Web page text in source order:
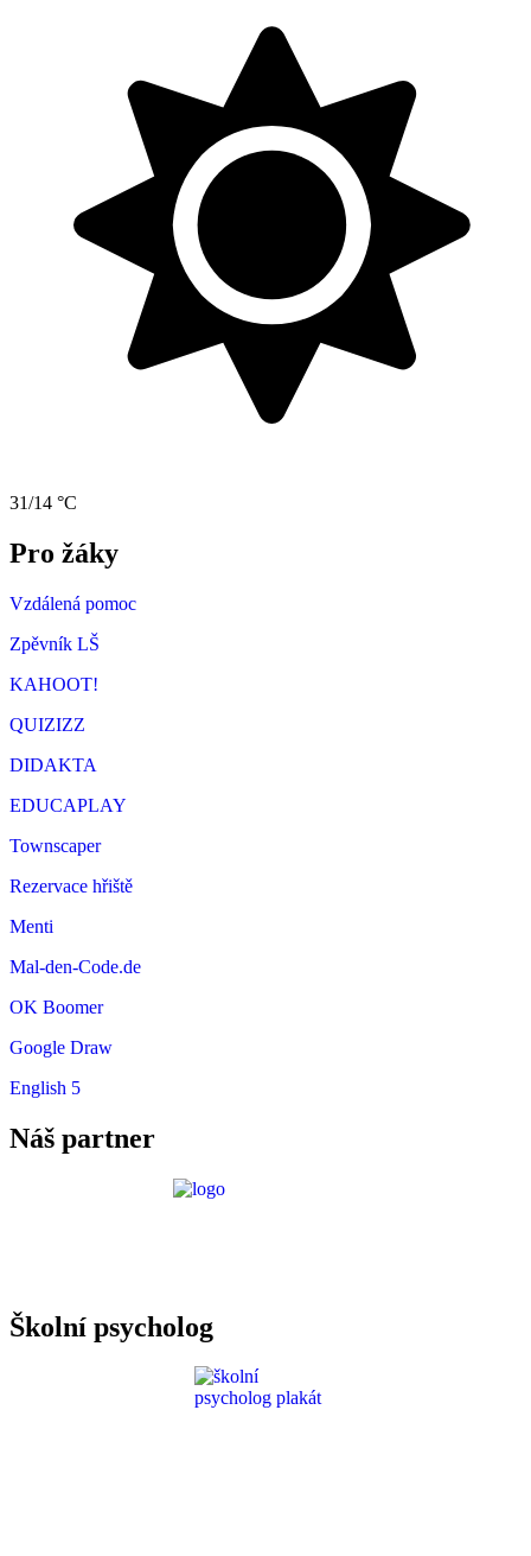
31/14 °C
Pro žáky
Vzdálená pomoc
Zpěvník LŠ
KAHOOT!
QUIZIZZ
DIDAKTA
EDUCAPLAY
Townscaper
Rezervace hřiště
Menti
Mal-den-Code.de
OK Boomer
Google Draw
English 5
Náš partner
Školní psycholog